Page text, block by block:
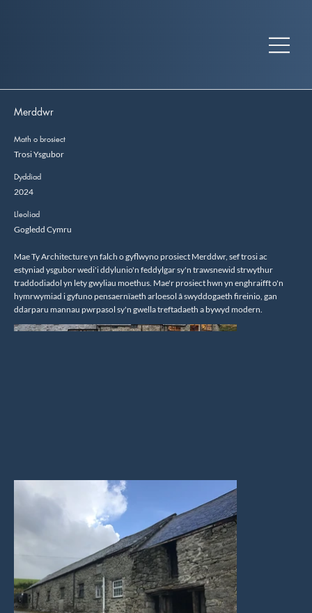
Merddwr
Math o brosiect
Trosi Ysgubor
Dyddiad
2024
Lleoliad
Gogledd Cymru
Mae Ty Architecture yn falch o gyflwyno prosiect Merddwr, sef trosi ac
estyniad ysgubor wedi'i ddylunio'n feddylgar sy'n trawsnewid strwythur
traddodiadol yn lety gwyliau moethus. Mae'r prosiect hwn yn enghraifft o'n
hymrwymiad i gyfuno pensaernïaeth arloesol â swyddogaeth fireinio, gan
ddarparu mannau pwrpasol sy'n gwella treftadaeth a bywyd modern.